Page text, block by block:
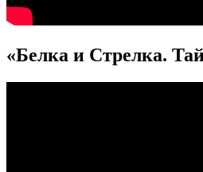
«Белка и Стрелка.